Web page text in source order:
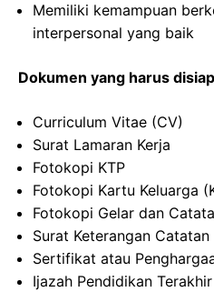
Memiliki kemampuan
interpersonal yang baik
Dokumen yang harus
Curriculum Vitae (CV)
Surat Lamaran Kerja
Fotokopi KTP
Fotokopi Kartu Keluarga
Fotokopi Gelar dan
Surat Keterangan Catatan
Sertifikat atau
Ijazah Pendidikan Terakhir